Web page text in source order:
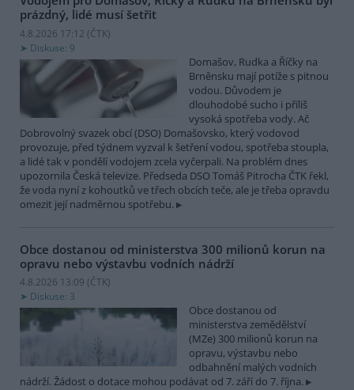
prázdný, lidé musí šetřit
4.8.2026 17:12 (ČTK)
Diskuse: 9
Domašov, Rudka a Říčky na
Brněnsku mají potíže s pitnou
vodou. Důvodem je
dlouhodobé sucho i příliš
vysoká spotřeba vody. Ač
Dobrovolný svazek obcí (DSO) Domašovsko, který vodovod
provozuje, před týdnem vyzval k šetření vodou, spotřeba stoupla,
a lidé tak v pondělí vodojem zcela vyčerpali. Na problém dnes
upozornila Česká televize. Předseda DSO Tomáš Pitrocha ČTK řekl,
že voda nyní z kohoutků ve třech obcích teče, ale je třeba opravdu
omezit její nadměrnou spotřebu.
Obce dostanou od ministerstva 300 milionů korun na
opravu nebo výstavbu vodních nádrží
4.8.2026 13:09 (ČTK)
Diskuse: 3
Obce dostanou od
ministerstva zemědělství
(MZe) 300 milionů korun na
opravu, výstavbu nebo
odbahnění malých vodních
nádrží. Žádost o dotace mohou podávat od 7. září do 7. října.